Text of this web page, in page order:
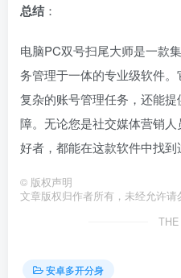
总结：
电脑PC双号扫尾大师是一款
务管理于一体的专业级软件
复杂的账号管理任务，还能
障。无论您是社交媒体营销
好者，都能在这款软件中找到
© 版权声明
文章版权归作者所有，未经允许请
安卓多开分身